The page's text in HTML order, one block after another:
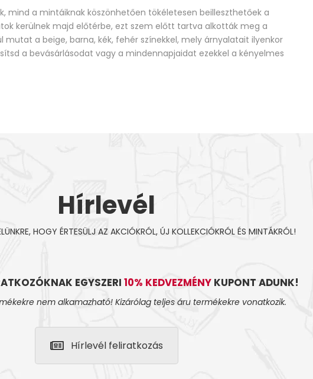
mind a mintáiknak köszönhetően tökéletesen beilleszthetőek a
kerülnek majd előtérbe, ezt szem előtt tartva alkották meg a
mutat a beige, barna, kék, fehér színekkel, mely árnyalatait ilyenkor
a bevásárlásodat vagy a mindennapjaidat ezekkel a kényelmes
Hírlevél
HOGY ÉRTESÜLJ AZ AKCIÓKRÓL, ÚJ KOLLEKCIÓKRÓL ÉS MINTÁKRÓL!
EGYSZERI 10% KEDVEZMÉNY KUPONT ADUNK!
nem alkamazható! Kizárólag teljes áru termékekre vonatkozik.
Hírlevél feliratkozás